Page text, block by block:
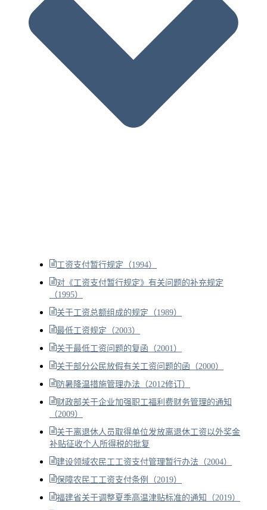
工资支付暂行规定（1994）
对《工资支付暂行规定》有关问题的补充规定
（1995）
关于工资总额组成的规定（1989）
最低工资规定（2003）
关于最低工资问题的复函（2001）
关于部分公民放假有关工资问题的函（2000）
防暑降温措施管理办法（2012修订）
财政部关于企业加强职工福利费财务管理的通知
（2009）
关于离退休人员取得单位发放离退休工资以外奖金
补贴征收个人所得税的批复
建设领域农民工工资支付管理暂行办法（2004）
保障农民工工资支付条例（2019）
福建省关于调整夏季高温津贴标准的通知（2019）